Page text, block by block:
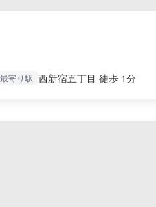
最寄り駅 西新宿五丁目 徒歩 1分